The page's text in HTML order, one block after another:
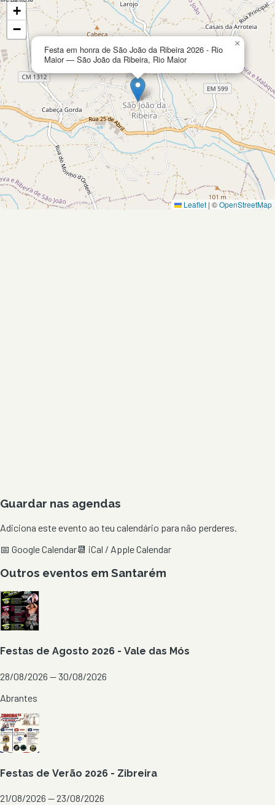
Festa em honra de São João da Ribeira 2026 - Rio
Maior — São João da Ribeira, Rio Maior
×
+
−
Leaflet | ©OpenStreetMap
Guardar nas agendas
Adiciona este evento ao teu calendário para não perderes.
📅 Google Calendar📆 iCal / Apple Calendar
Outros eventos em Santarém
Festas de Agosto 2026 - Vale das Mós
28/08/2026 — 30/08/2026
Abrantes
Festas de Verão 2026 - Zibreira
21/08/2026 — 23/08/2026